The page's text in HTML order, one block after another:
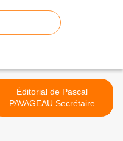
Éditorial de Pascal
PAVAGEAU Secrétaire
général de FO >